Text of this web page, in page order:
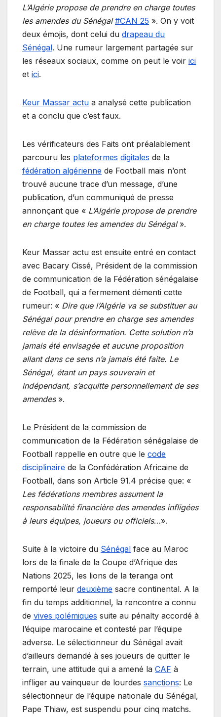
L’Algérie propose de prendre en charge toutes
les amendes du Sénégal #CAN 25 ». On y voit
deux émojis, dont celui du drapeau du
Sénégal. Une rumeur largement partagée sur
les réseaux sociaux, comme on peut le voir ici
et ici.
Keur Massar actu a analysé cette publication
et a conclu que c’est faux.
Les vérificateurs des Faits ont préalablement
parcouru les plateformes digitales de la
fédération algérienne de Football mais n’ont
trouvé aucune trace d’un message, d’une
publication, d’un communiqué de presse
annonçant que « L’Algérie propose de prendre
en charge toutes les amendes du Sénégal».
Keur Massar actu est ensuite entré en contact
avec Bacary Cissé, Président de la commission
de communication de la Fédération sénégalaise
de Football, qui a fermement démenti cette
rumeur: « Dire que l’Algérie va se substituer au
Sénégal pour prendre en charge ses amendes
relève de la désinformation. Cette solution n’a
jamais été envisagée et aucune proposition
allant dans ce sens n’a jamais été faite. Le
Sénégal, étant un pays souverain et
indépendant, s’acquitte personnellement de ses
amendes».
Le Président de la commission de
communication de la Fédération sénégalaise de
Football rappelle en outre que le code
disciplinaire de la Confédération Africaine de
Football, dans son Article 91.4 précise que: «
Les fédérations membres assument la
responsabilité financière des amendes infligées
à leurs équipes, joueurs ou officiels…».
Suite à la victoire du Sénégal face au Maroc
lors de la finale de la Coupe d’Afrique des
Nations 2025, les lions de la teranga ont
remporté leur deuxième sacre continental. A la
fin du temps additionnel, la rencontre a connu
de vives polémiques suite au pénalty accordé à
l’équipe marocaine et contesté par l’équipe
adverse. Le sélectionneur du Sénégal avait
d’ailleurs demandé à ses joueurs de quitter le
terrain, une attitude qui a amené la CAF à
infliger au vainqueur de lourdes sanctions: Le
sélectionneur de l’équipe nationale du Sénégal,
Pape Thiaw, est suspendu pour cinq matchs.